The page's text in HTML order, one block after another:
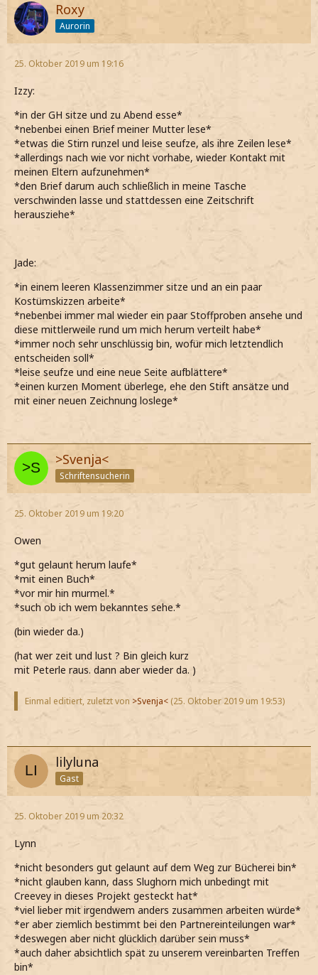
Roxy
Aurorin
25. Oktober 2019 um 19:16
Izzy:
*in der GH sitze und zu Abend esse*
*nebenbei einen Brief meiner Mutter lese*
*etwas die Stirn runzel und leise seufze, als ihre Zeilen lese*
*allerdings nach wie vor nicht vorhabe, wieder Kontakt mit
meinen Eltern aufzunehmen*
*den Brief darum auch schließlich in meine Tasche
verschwinden lasse und stattdessen eine Zeitschrift
herausziehe*
Jade:
*in einem leeren Klassenzimmer sitze und an ein paar
Kostümskizzen arbeite*
*nebenbei immer mal wieder ein paar Stoffproben ansehe und
diese mittlerweile rund um mich herum verteilt habe*
*immer noch sehr unschlüssig bin, wofür mich letztendlich
entscheiden soll*
*leise seufze und eine neue Seite aufblättere*
*einen kurzen Moment überlege, ehe den Stift ansätze und
mit einer neuen Zeichnung loslege*
>Svenja<
Schriftensucherin
25. Oktober 2019 um 19:20
Owen
*gut gelaunt herum laufe*
*mit einen Buch*
*vor mir hin murmel.*
*such ob ich wem bekanntes sehe.*
(bin wieder da.)
(hat wer zeit und lust ? Bin gleich kurz
mit Peterle raus. dann aber wieder da. )
Einmal editiert, zuletzt von >Svenja< (25. Oktober 2019 um 19:53)
lilyluna
Gast
25. Oktober 2019 um 20:32
Lynn
*nicht besonders gut gelaunt auf dem Weg zur Bücherei bin*
*nicht glauben kann, dass Slughorn mich unbedingt mit
Creevey in dieses Projekt gesteckt hat*
*viel lieber mit irgendwem anders zusammen arbeiten würde*
*er aber ziemlich bestimmt bei den Partnereinteilungen war*
*deswegen aber nicht glücklich darüber sein muss*
*auch daher absichtlich spät zu unserem vereinbarten Treffen
bin*